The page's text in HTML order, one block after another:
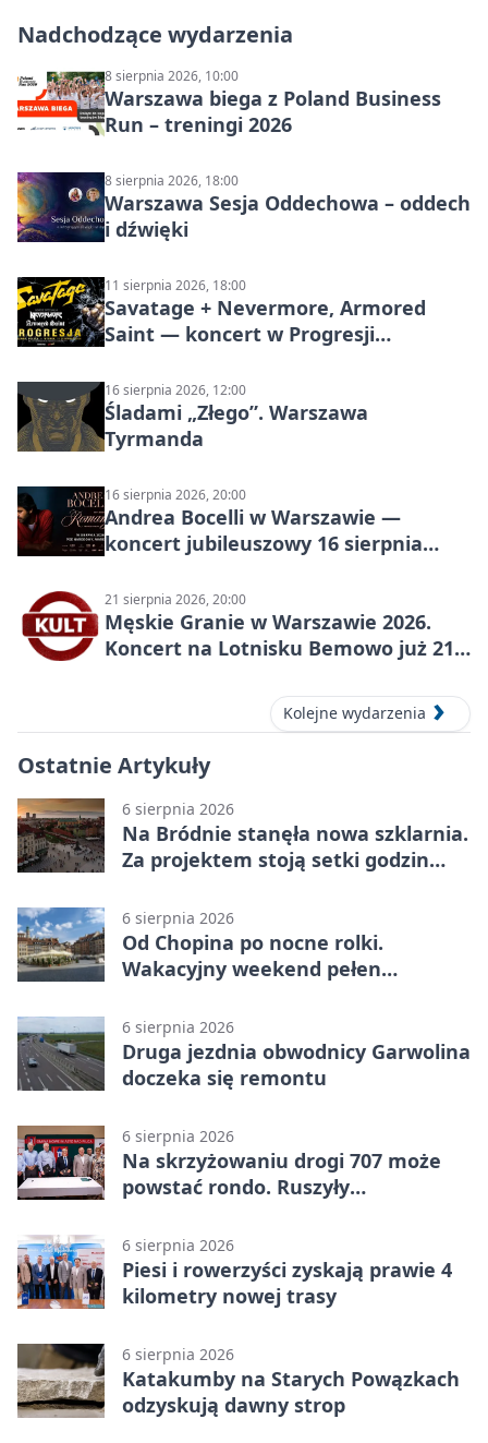
Nadchodzące wydarzenia
8 sierpnia 2026, 10:00
Warszawa biega z Poland Business
Run – treningi 2026
8 sierpnia 2026, 18:00
Warszawa Sesja Oddechowa – oddech
i dźwięki
11 sierpnia 2026, 18:00
Savatage + Nevermore, Armored
Saint — koncert w Progresji
16 sierpnia 2026, 12:00
Śladami „Złego”. Warszawa
Tyrmanda
16 sierpnia 2026, 20:00
Andrea Bocelli w Warszawie —
koncert jubileuszowy 16 sierpnia
21 sierpnia 2026, 20:00
Męskie Granie w Warszawie 2026.
Koncert na Lotnisku Bemowo już 21
Kolejne wydarzenia
Ostatnie Artykuły
6 sierpnia 2026
Na Bródnie stanęła nowa szklarnia.
Za projektem stoją setki godzin
6 sierpnia 2026
Od Chopina po nocne rolki.
Wakacyjny weekend pełen
6 sierpnia 2026
Druga jezdnia obwodnicy Garwolina
doczeka się remontu
6 sierpnia 2026
Na skrzyżowaniu drogi 707 może
powstać rondo. Ruszyły
6 sierpnia 2026
Piesi i rowerzyści zyskają prawie 4
kilometry nowej trasy
6 sierpnia 2026
Katakumby na Starych Powązkach
odzyskują dawny strop